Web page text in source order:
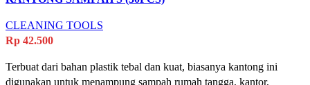
CLEANING TOOLS
Rp 42.500
Terbuat dari bahan plastik tebal dan kuat, biasanya kantong ini
digunakan untuk menampung sampah rumah tangga, kantor,